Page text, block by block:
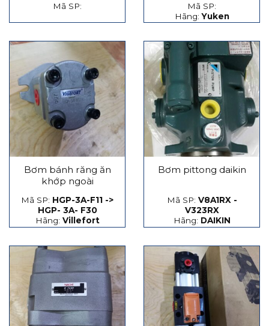
Mã SP:
Mã SP:
Hãng:Yuken
Bơm bánh răng ăn
khớp ngoài
Mã SP: HGP-3A-F11 ->
HGP- 3A- F30
Hãng: Villefort
Bơm pittong daikin
Mã SP: V8A1RX -
V323RX
Hãng: DAIKIN